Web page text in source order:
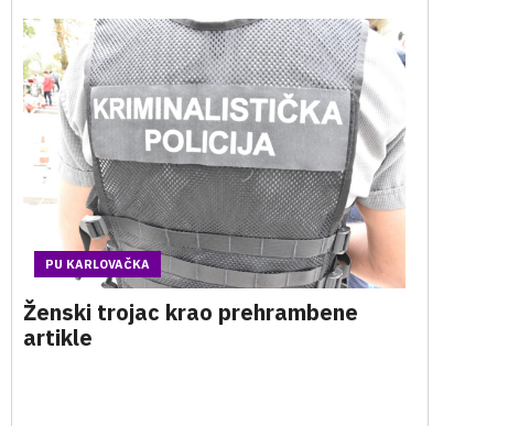
PU KARLOVAČKA
Ženski trojac krao prehrambene
artikle